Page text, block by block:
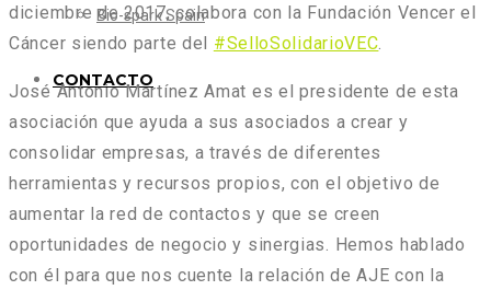
Bio-spark Spain
CONTACTO
diciembre de 2017, colabora con la Fundación Vencer el
Cáncer siendo parte del #SelloSolidarioVEC.
José Antonio Martínez Amat es el presidente de esta
asociación que ayuda a sus asociados a crear y
consolidar empresas, a través de diferentes
herramientas y recursos propios, con el objetivo de
aumentar la red de contactos y que se creen
oportunidades de negocio y sinergias. Hemos hablado
con él para que nos cuente la relación de AJE con la